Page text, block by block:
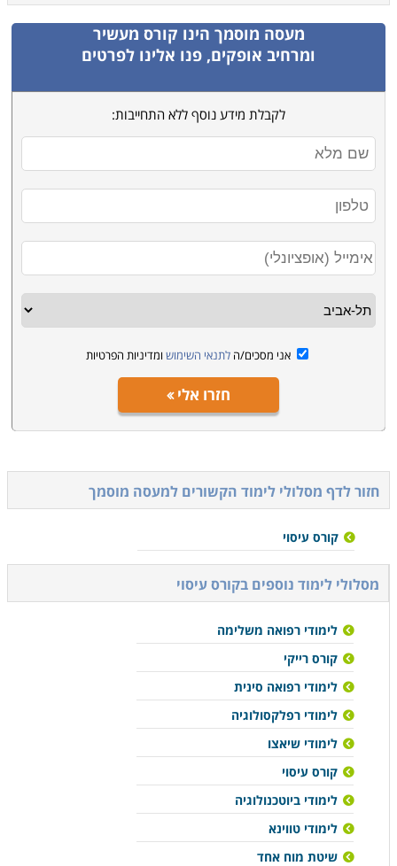
מעסה מוסמך הינו קורס מעשיר
ומרחיב אופקים, פנו אלינו לפרטים
לקבלת מידע נוסף ללא התחייבות:
אני מסכים/ה לתנאי השימוש ומדיניות הפרטיות
חזרו אלי
חזור לדף מסלולי לימוד הקשורים למעסה מוסמך
קורס עיסוי
מסלולי לימוד נוספים בקורס עיסוי
לימודי רפואה משלימה
קורס רייקי
לימודי רפואה סינית
לימודי רפלקסולוגיה
לימודי שיאצו
קורס עיסוי
לימודי ביוטכנולוגיה
לימודי טווינא
שיטת מוח אחד